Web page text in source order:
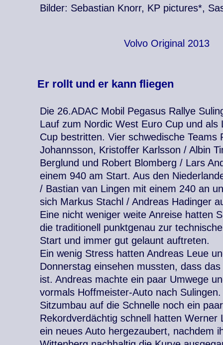
Bilder: Sebastian Knorr, KP pictures*,
Volvo Original 2013
Er rollt und er kann fliegen
Die 26.ADAC Mobil Pegasus Rallye
Lauf zum Nordic West Euro Cup und als
Cup bestritten. Vier schwedische Teams
Johannsson, Kristoffer Karlsson / Albin
Berglund und Robert Blomberg / Lars
einem 940 am Start. Aus den
/ Bastian van Lingen mit einem 240 an
sich Markus Stachl / Andreas Hadinger
Eine nicht weniger weite Anreise hatten
die traditionell punktgenau zur
Start und immer gut gelaunt auftreten.
Ein wenig Stress hatten Andreas Leue
Donnerstag einsehen mussten, dass
ist. Andreas machte ein paar Umwege
vormals Hoffmeister-Auto nach
Sitzumbau auf die Schnelle noch ein
Rekordverdächtig schnell hatten Werner
ein neues Auto hergezaubert, nachdem